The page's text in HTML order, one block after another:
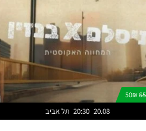
תל אביב 20:30 20.08